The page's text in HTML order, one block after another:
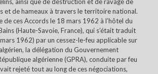
et de hameaux à travers le territoire national.
de ces Accords le 18 mars 1962 à l’hôtel du
(Haute-Savoie, France), qui s’était traduit
1962) par un cessez-le-feu applicable sur
la délégation du Gouvernement
algérienne (GPRA), conduite par feu
rejeté tout au long de ces négociations,